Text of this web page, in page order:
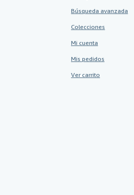
Búsqueda avanzada
Colecciones
Mi cuenta
Mis pedidos
Ver carrito